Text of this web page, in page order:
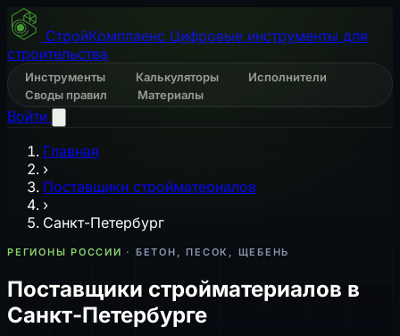
СтройКомплаенс Цифровые инструменты для
строительства
Инструменты Калькуляторы
Исполнители
Своды правил
Материалы
Войти
Главная
›
Поставщики стройматериалов
›
Санкт-Петербург
РЕГИОНЫ РОССИИ · БЕТОН, ПЕСОК, ЩЕБЕНЬ
Поставщики стройматериалов в
Санкт-Петербурге